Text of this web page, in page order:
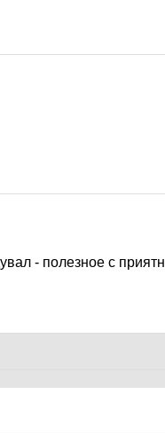
- полезное с